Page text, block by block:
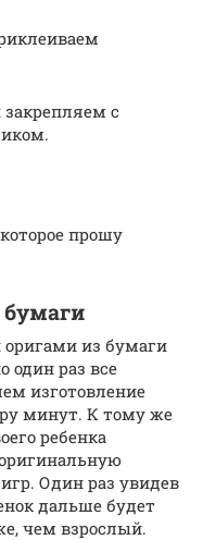
с
прошу
бумаги
оригами из бумаги
один раз все
изготовление
минут. К тому же
ребенка
Один раз увидев
дальше будет
чем взрослый.